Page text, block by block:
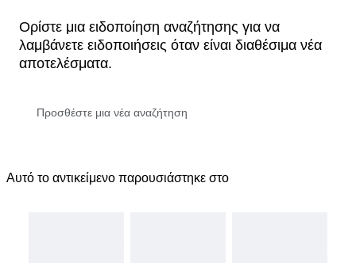
Ορίστε μια ειδοποίηση αναζήτησης για να
λαμβάνετε ειδοποιήσεις όταν είναι διαθέσιμα νέα
αποτελέσματα.
Αυτό το αντικείμενο παρουσιάστηκε στο